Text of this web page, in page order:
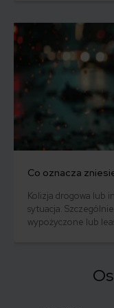
Co oznacza
Kolizja drogowa lub
sytuacja.
wypożyczone lub
szkodzie. Ale czym